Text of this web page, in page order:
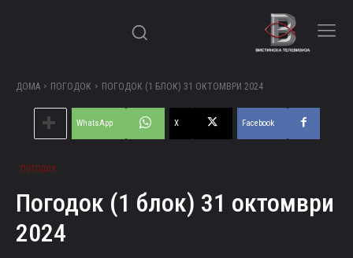
ДОМА ПОГОДОК ПОГОДОК (1 БЛОК) 31 ОКТОМВРИ 2024
Facebook
X
WhatsApp
ПОГОДОК
Погодок (1 блок) 31 октомври
2024